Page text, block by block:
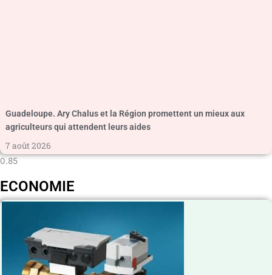
Guadeloupe. Ary Chalus et la Région promettent un mieux aux
agriculteurs qui attendent leurs aides
7 août 2026
ECONOMIE